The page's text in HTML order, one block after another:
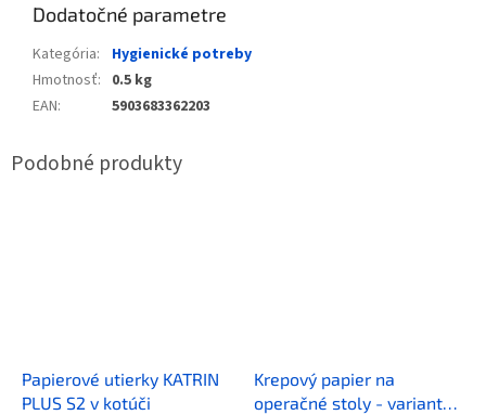
Dodatočné parametre
Kategória:
Hygienické potreby
Hmotnosť: 0.5 kg
EAN: 5903683362203
Papierové utierky KATRIN
PLUS S2 v kotúči
Krepový papier na
operačné stoly - varianty